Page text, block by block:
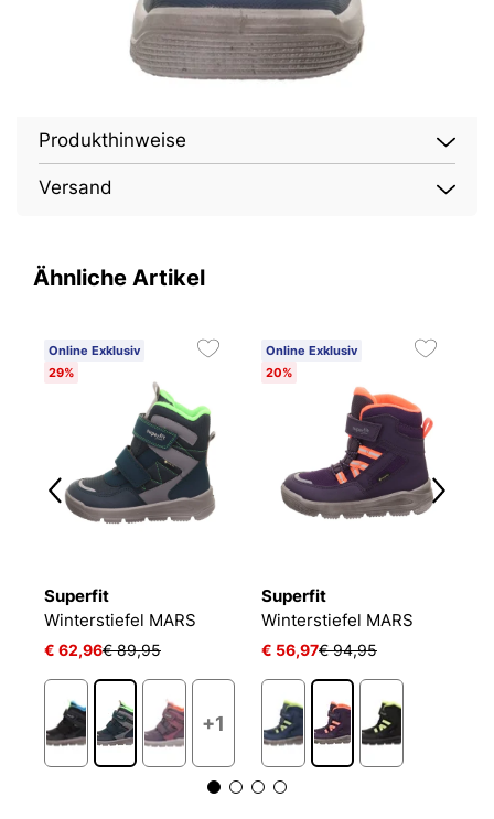
Produkthinweise
Versand
Ähnliche Artikel
Online Exklusiv
29%
Superfit
Winterstiefel MARS
€ 62,96€ 89,95
+1
Online Exklusiv
20%
Superfit
Winterstiefel MARS
€ 56,97€ 94,95